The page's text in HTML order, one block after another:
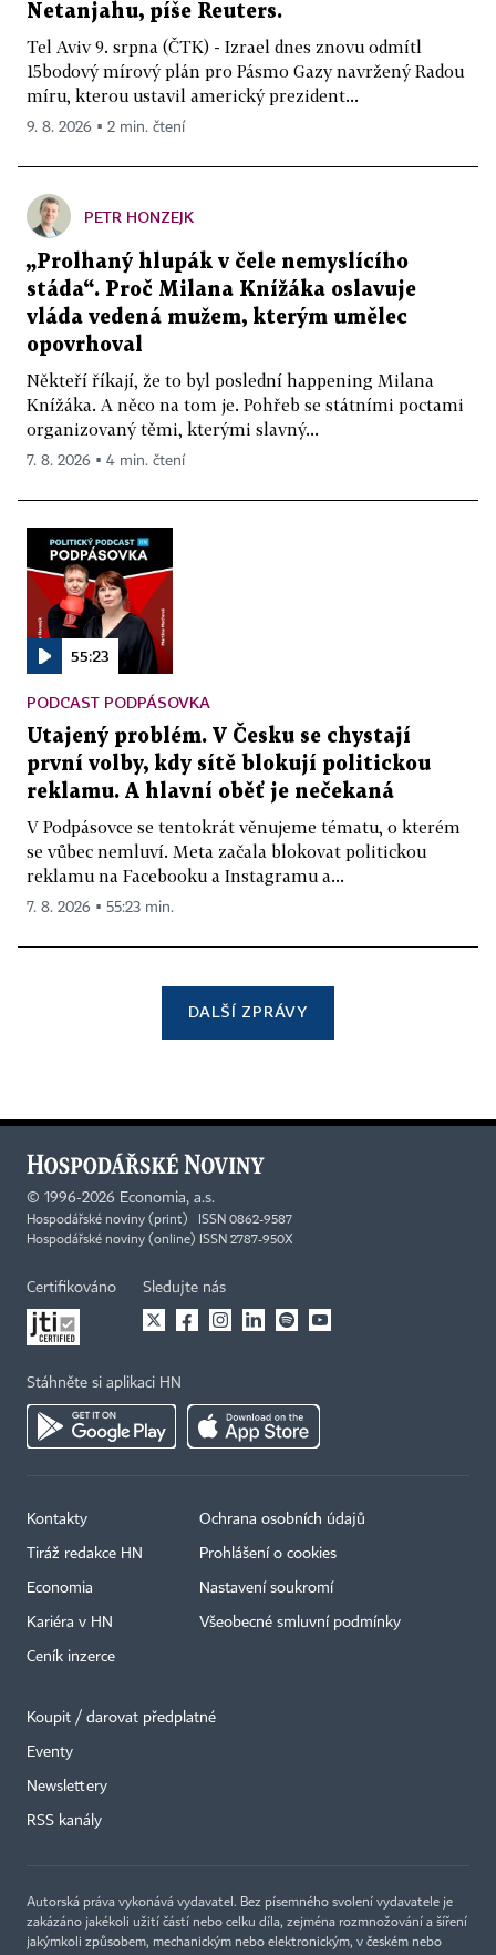
Netanjahu, píše Reuters.
Tel Aviv 9. srpna (ČTK) - Izrael dnes znovu odmítl
15bodový mírový plán pro Pásmo Gazy navržený Radou
míru, kterou ustavil americký prezident...
9. 8. 2026 ▪ 2 min. čtení
PETR HONZEJK
„Prolhaný hlupák v čele nemyslícího
stáda“. Proč Milana Knížáka oslavuje
vláda vedená mužem, kterým umělec
opovrhoval
Někteří říkají, že to byl poslední happening Milana
Knížáka. A něco na tom je. Pohřeb se státními poctami
organizovaný těmi, kterými slavný...
7. 8. 2026 ▪ 4 min. čtení
55:23
PODCAST PODPÁSOVKA
Utajený problém. V Česku se chystají
první volby, kdy sítě blokují politickou
reklamu. A hlavní oběť je nečekaná
V Podpásovce se tentokrát věnujeme tématu, o kterém
se vůbec nemluví. Meta začala blokovat politickou
reklamu na Facebooku a Instagramu a...
7. 8. 2026 ▪ 55:23 min.
DALŠÍ ZPRÁVY
© 1996-2026 Economia, a.s.
Hospodářské noviny (print) ISSN 0862-9587
Hospodářské noviny (online) ISSN 2787-950X
Certifikováno Sledujte nás
Stáhněte si aplikaci HN
Kontakty
Tiráž redakce HN
Economia
Kariéra v HN
Ceník inzerce
Ochrana osobních údajů
Prohlášení o cookies
Nastavení soukromí
Všeobecné smluvní podmínky
Koupit / darovat předplatné
Eventy
Newslettery
RSS kanály
Autorská práva vykonává vydavatel. Bez písemného svolení vydavatele je
zakázáno jakékoli užití částí nebo celku díla, zejména rozmnožování a šíření
jakýmkoli způsobem, mechanickým nebo elektronickým, v českém nebo